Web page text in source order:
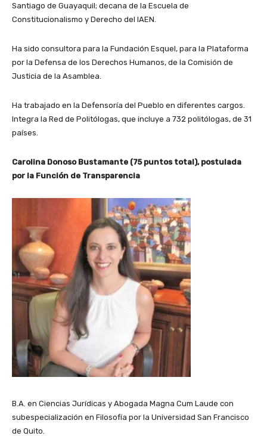
Santiago de Guayaquil; decana de la Escuela de
Constitucionalismo y Derecho del IAEN.
Ha sido consultora para la Fundación Esquel, para la Plataforma
por la Defensa de los Derechos Humanos, de la Comisión de
Justicia de la Asamblea.
Ha trabajado en la Defensoría del Pueblo en diferentes cargos.
Integra la Red de Politólogas, que incluye a 732 politólogas, de 31
países.
Carolina Donoso Bustamante (75 puntos total), postulada
por la Función de Transparencia
B.A. en Ciencias Jurídicas y Abogada Magna Cum Laude con
subespecialización en Filosofía por la Universidad San Francisco
de Quito.